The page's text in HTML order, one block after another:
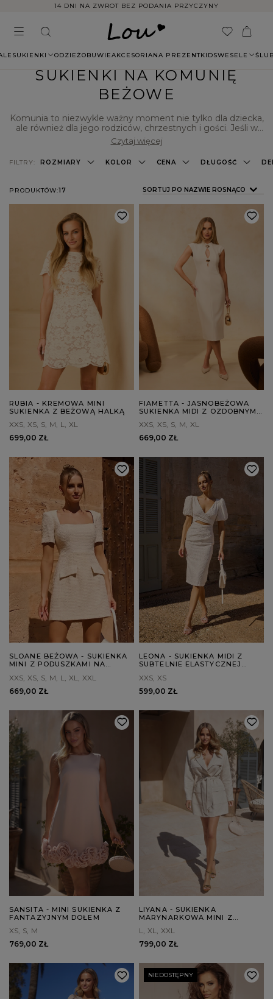
14 DNI NA ZWROT BEZ PODANIA PRZYCZYNY
SUKIENKI ODZIEŻOBUWIEAKCESORIANA PREZENTKIDSWESELE
SUKIENKI NA KOMUNIĘ
BEŻOWE
Komunia to niezwykle ważny moment nie tylko dla dziecka,
ale również dla jego rodziców, chrzestnych i gości. Jeśli w
niedalekiej przyszłości będziesz uczestniczyć w tego
rodzaju uroczystości, to koniecznie przejrzyj nasze
propozycje, wśród których znajdziesz niezliczoną liczbę
kreacji pasujących na tę okazję.Beżowe sukienki na
której poczujesz się pięknie i atrakcyjnie. Zapraszamy do
złożenia zamówienia jeszcze dziś, a w przypadku pojawienia
się dodatkowych pytań zachęcamy do kontaktu z naszymi
konsultantami. Życzymy udanych zakupów!
Czytaj więcej
PRODUKTÓW:17 ZMIEŃ SORTOWANIE
SORTUJ PO NAZWIE ROSNĄCO
FILTRY: ROZMIARY KOLOR CENA DŁUGOŚĆ
RUBIA - KREMOWA MINI
SUKIENKA Z BEŻOWĄ HALKĄ
XXS XS S M L XL
699,00 ZŁ
FIAMETTA - JASNOBEŻOWA
SUKIENKA MIDI Z OZDOBNYMI
XXS XS S M XL
669,00 ZŁ
SLOANE BEŻOWA - SUKIENKA
MINI Z PODUSZKAMI NA
XXS XS S M L XL
XXL
669,00 ZŁ
LEONA - SUKIENKA MIDI Z
SUBTELNIE ELASTYCZNEJ
XXS XS
599,00 ZŁ
SANSITA - MINI SUKIENKA Z
FANTAZYJNYM DOŁEM
XS S M
769,00 ZŁ
LIYANA - SUKIENKA
MARYNARKOWA MINI Z
L XL XXL
799,00 ZŁ
NIEDOSTĘPNY